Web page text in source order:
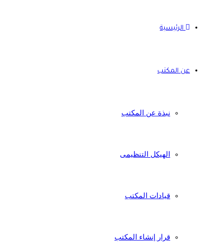
الرئيسية
عن المكتب
نبذة عن المكتب
الهيكل التنظيمى
قيادات المكتب
قرار إنشاء المكتب